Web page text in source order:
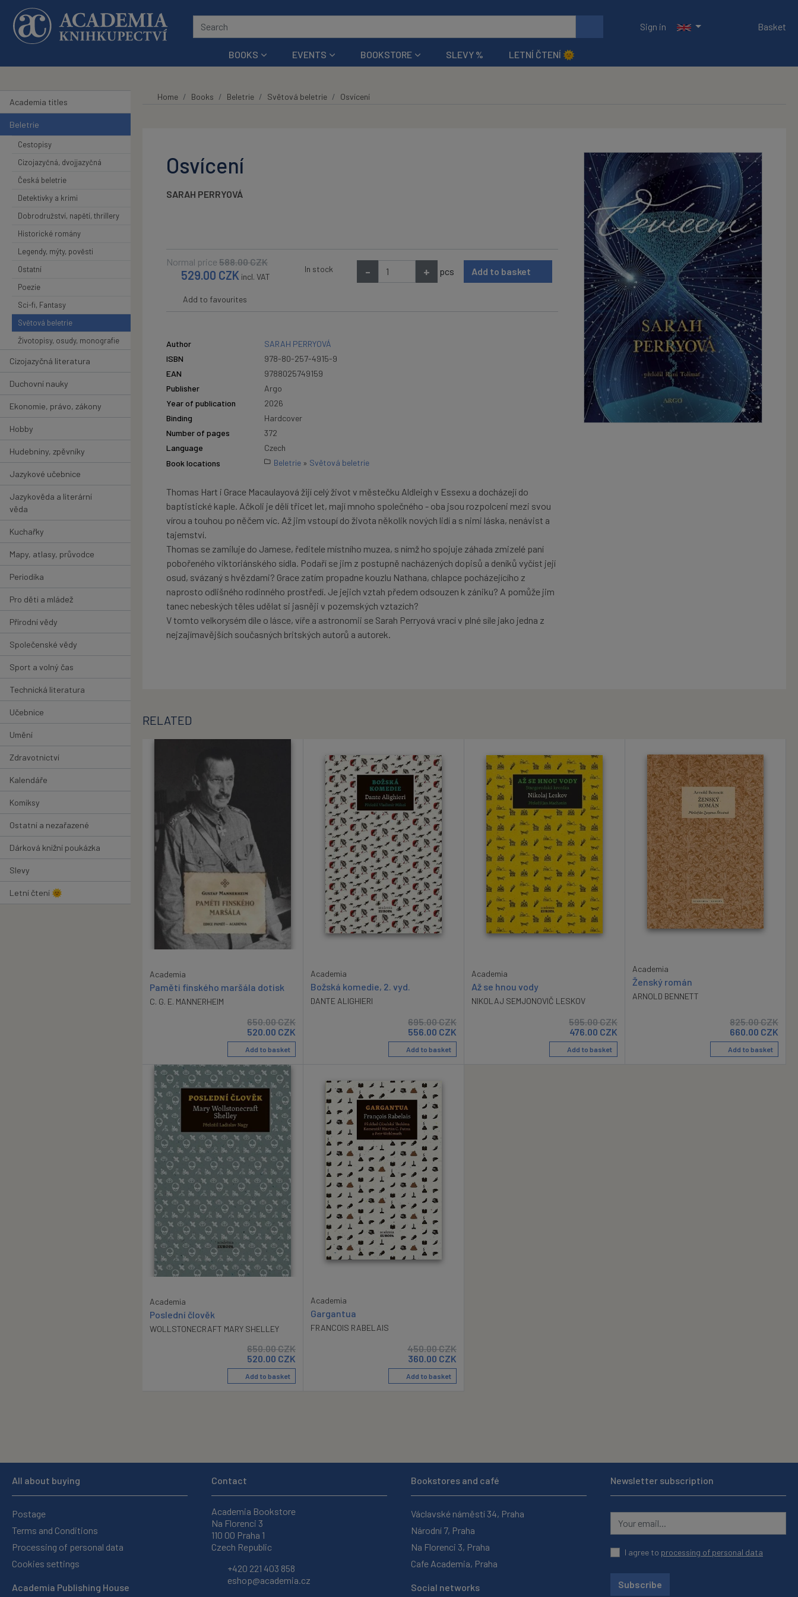
Skip to main content
Sign in
Basket
BOOKS EVENTS BOOKSTORE SLEVY % LETNÍ ČTENÍ 🌞
Academia titles
Beletrie
Cestopisy
Cizojazyčná, dvojjazyčná
Česká beletrie
Detektivky a krimi
Dobrodružství, napětí, thrillery
Historické romány
Legendy, mýty, pověsti
Ostatní
Poezie
Sci-fi, Fantasy
Světová beletrie
Životopisy, osudy, monografie
Cizojazyčná literatura
Duchovní nauky
Ekonomie, právo, zákony
Hobby
Hudebniny, zpěvníky
Jazykové učebnice
Jazykověda a literární
věda
Kuchařky
Mapy, atlasy, průvodce
Periodika
Pro děti a mládež
Přírodní vědy
Společenské vědy
Sport a volný čas
Technická literatura
Učebnice
Umění
Zdravotnictví
Kalendáře
Komiksy
Ostatní a nezařazené
Dárková knižní poukázka
Slevy
Letní čtení 🌞
Home Books Beletrie Světová beletrie Osvícení
Osvícení
SARAH PERRYOVÁ
Normal price 588.00CZK
529.00 CZK incl. VAT
In stock - + pcs Add to basket
Add to favourites
Author
SARAH PERRYOVÁ
ISBN
978-80-257-4915-9
EAN
9788025749159
Publisher
Argo
Year of publication
2026
Binding
Hardcover
Number of pages
372
Language
Czech
Book locations
Beletrie » Světová beletrie
Thomas Hart i Grace Macaulayová žijí celý život v městečku Aldleigh v Essexu a docházejí do
baptistické kaple. Ačkoli je dělí třicet let, mají mnoho společného - oba jsou rozpolceni mezi svou
vírou a touhou po něčem víc. Až jim vstoupí do života několik nových lidí a s nimi láska, nenávist a
tajemství.
Thomas se zamiluje do Jamese, ředitele místního muzea, s nímž ho spojuje záhada zmizelé paní
pobořeného viktoriánského sídla. Podaří se jim z postupně nacházených dopisů a deníků vyčíst její
osud, svázaný s hvězdami? Grace zatím propadne kouzlu Nathana, chlapce pocházejícího z
naprosto odlišného rodinného prostředí. Je jejich vztah předem odsouzen k zániku? A pomůže jim
tanec nebeských těles udělat si jasněji v pozemských vztazích?
V tomto velkorysém díle o lásce, víře a astronomii se Sarah Perryová vrací v plné síle jako jedna z
nejzajímavějších současných britských autorů a autorek.
RELATED
Academia
Paměti finského maršála dotisk
C. G. E. MANNERHEIM
650.00CZK
520.00 CZK
Add to basket
Academia
Božská komedie, 2. vyd.
DANTE ALIGHIERI
695.00CZK
556.00 CZK
Add to basket
Academia
Až se hnou vody
NIKOLAJ SEMJONOVIČ LESKOV
595.00CZK
476.00 CZK
Add to basket
Academia
Ženský román
ARNOLD BENNETT
825.00CZK
660.00 CZK
Add to basket
Academia
Poslední člověk
WOLLSTONECRAFT MARY SHELLEY
650.00CZK
520.00 CZK
Add to basket
Academia
Gargantua
FRANCOIS RABELAIS
450.00CZK
360.00 CZK
Add to basket
All about buying
Postage
Terms and Conditions
Processing of personal data
Cookies settings
Academia Publishing House
Contact
Academia Bookstore
Na Florenci 3
110 00 Praha 1
Czech Republic
+420 221 403 858
eshop@academia.cz
Bookstores and café
Václavské náměstí 34, Praha
Národní 7, Praha
Na Florenci 3, Praha
Cafe Academia, Praha
Social networks
Newsletter subscription
I agree to processing of personal data
Subscribe